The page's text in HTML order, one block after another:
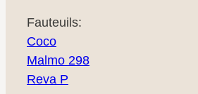
Fauteuils:
Coco
Malmo 298
Reva P